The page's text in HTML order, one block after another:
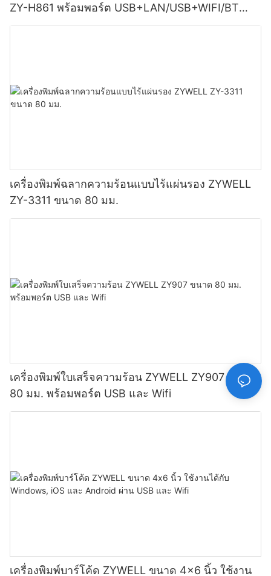
ZY-H861 พร้อมพอร์ต USB+LAN/USB+WIFI/BT
(เลือกได้) สีดำ
เครื่องพิมพ์ฉลากความร้อนแบบไร้แผ่นรอง ZYWELL
ZY-3311 ขนาด 80 มม.
เครื่องพิมพ์ใบเสร็จความร้อน ZYWELL ZY907 ขนาด
80 มม. พร้อมพอร์ต USB และ Wifi
เครื่องพิมพ์บาร์โค้ด ZYWELL ขนาด 4x6 นิ้ว ใช้งาน